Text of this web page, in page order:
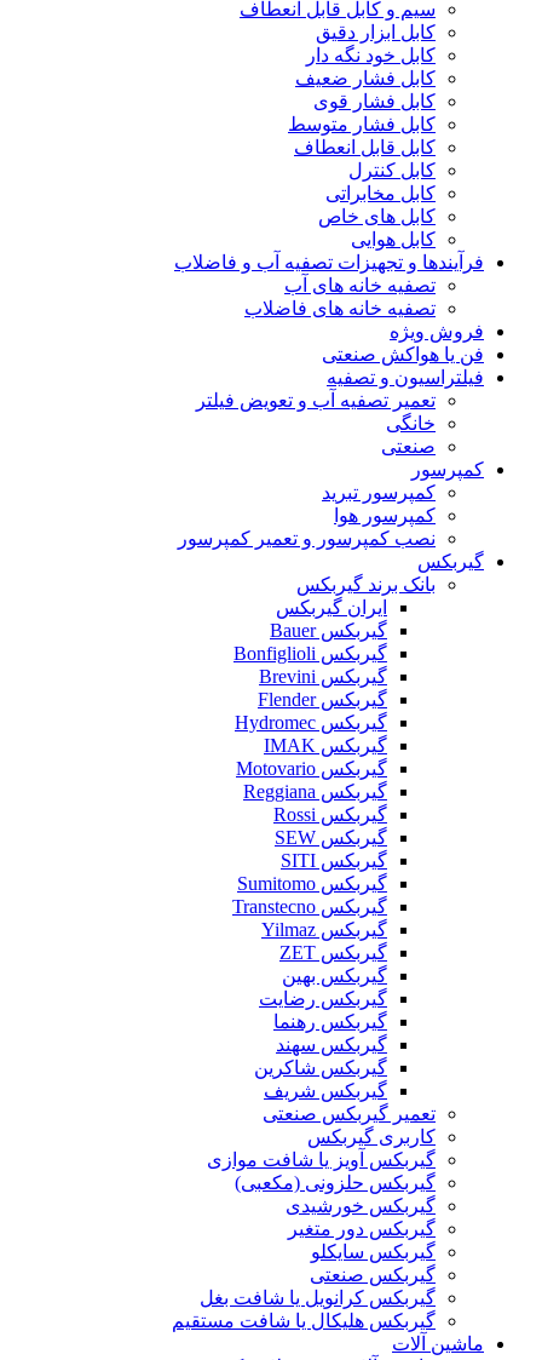
سیم و کابل قابل انعطاف
کابل ابزار دقیق
کابل خود نگه دار
کابل فشار ضعیف
کابل فشار قوی
کابل فشار متوسط
کابل قابل انعطاف
کابل کنترل
کابل مخابراتی
کابل های خاص
کابل هوایی
فرآیندها و تجهیزات تصفیه آب و فاضلاب
تصفیه خانه های آب
تصفیه خانه های فاضلاب
فروش ویژه
فن یا هواکش صنعتی
فیلتراسیون و تصفیه
تعمیر تصفیه آب و تعویض فیلتر
خانگی
صنعتی
کمپرسور
کمپرسور تبرید
کمپرسور هوا
نصب کمپرسور و تعمیر کمپرسور
گیربکس
بانک برند گیربکس
ایران گیربکس
گیربکس Bauer
گیربکس Bonfiglioli
گیربکس Brevini
گیربکس Flender
گیربکس Hydromec
گیربکس IMAK
گیربکس Motovario
گیربکس Reggiana
گیربکس Rossi
گیربکس SEW
گیربکس SITI
گیربکس Sumitomo
گیربکس Transtecno
گیربکس Yilmaz
گیربکس ZET
گیربکس بهین
گیربکس رضایت
گیربکس رهنما
گیربکس سهند
گیربکس شاکرین
گیربکس شریف
تعمیر گیربکس صنعتی
کاربری گیربکس
گیربکس آویز یا شافت موازی
گیربکس حلزونی (مکعبی)
گیربکس خورشیدی
گیربکس دور متغیر
گیربکس سایکلو
گیربکس صنعتی
گیربکس کرانویل یا شافت بغل
گیربکس هلیکال یا شافت مستقیم
ماشین آلات